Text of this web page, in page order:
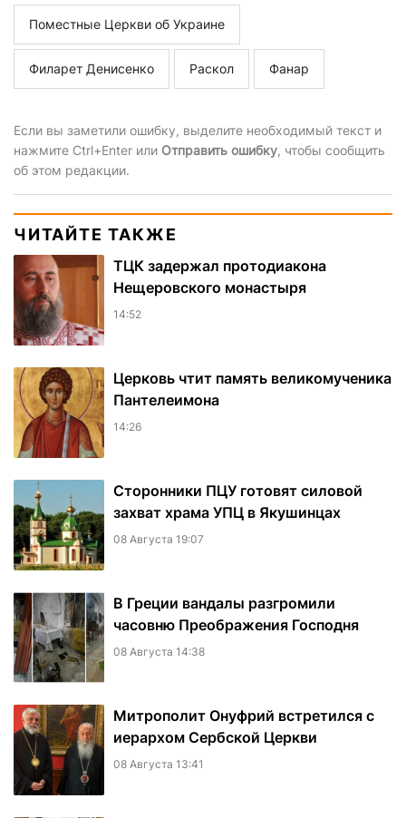
Поместные Церкви об Украине
Филарет Денисенко Раскол Фанар
Если вы заметили ошибку, выделите необходимый текст и
нажмите Ctrl+Enter или Отправить ошибку, чтобы сообщить
об этом редакции.
ЧИТАЙТЕ ТАКЖЕ
ТЦК задержал протодиакона
Нещеровского монастыря
14:52
Церковь чтит память великомученика
Пантелеимона
14:26
Сторонники ПЦУ готовят силовой
захват храма УПЦ в Якушинцах
08 Августа 19:07
В Греции вандалы разгромили
часовню Преображения Господня
08 Августа 14:38
Митрополит Онуфрий встретился с
иерархом Сербской Церкви
08 Августа 13:41